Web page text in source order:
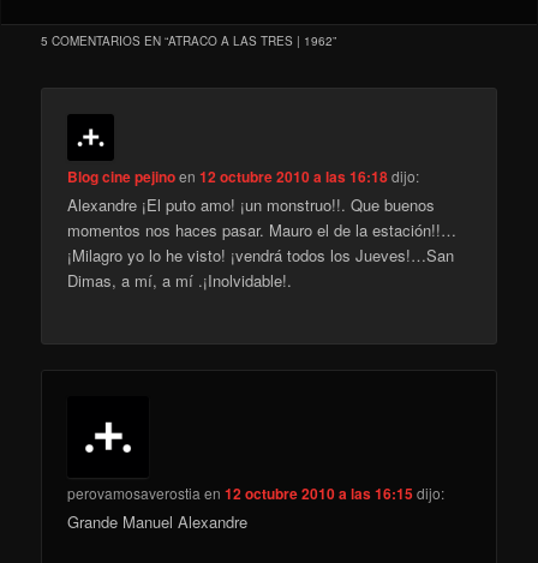
5 COMENTARIOS EN “ATRACO A LAS TRES | 1962”
Blog cine pejinoen12 octubre 2010 a las 16:18dijo:
Alexandre ¡El puto amo! ¡un monstruo!!. Que buenos
momentos nos haces pasar. Mauro el de la estación!!…
¡Milagro yo lo he visto! ¡vendrá todos los Jueves!…San
Dimas, a mí, a mí .¡Inolvidable!.
perovamosaverostia en12 octubre 2010 a las 16:15dijo:
Grande Manuel Alexandre